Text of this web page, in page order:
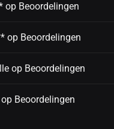
op Beoordelingen
op Beoordelingen
op Beoordelingen
op Beoordelingen